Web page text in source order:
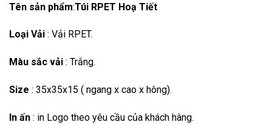
Tên sản phẩm:Túi RPET Hoạ Tiết
Loại Vải : Vải RPET.
Màu sắc vải : Trắng.
Size : 35x35x15 ( ngang x cao x hông).
In ấn : in Logo theo yêu cầu của khách hàng.